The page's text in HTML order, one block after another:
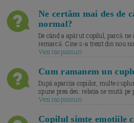
Ne certăm mai des de
normal?
De când a apărut copilul, parcă
remarcă. Cine s-a trezit din nou
Vezi raspunsuri
Cum ramanem un
După apariția copiilor, multe
spune prea des: relația se mută
Vezi raspunsuri
Copilul simte emotiile